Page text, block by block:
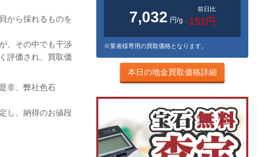
から採れるものを
、その中でも干渉
評価され、買取価
非、弊社色石
し、納得のお値段
7,032 円/g
前日比
-151円
※業者様専用の買取価格となります。
本日の地金買取価格詳細